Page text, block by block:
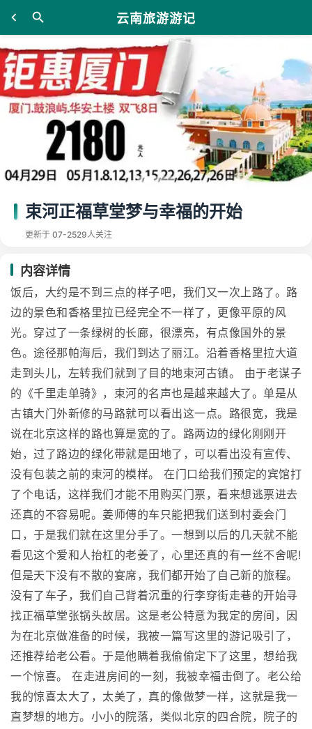
云南旅游游记
束河正福草堂梦与幸福的开始
更新于 07-2529人关注
内容详情
饭后，大约是不到三点的样子吧，我们又一次上路了。路
边的景色和香格里拉已经完全不一样了，更像平原的风
光。穿过了一条绿树的长廊，很漂亮，有点像国外的景
色。途径那帕海后，我们到达了丽江。沿着香格里拉大道
走到头儿，左转我们就到了目的地束河古镇。 由于老谋子
的《千里走单骑》，束河的名声也是越来越大了。单是从
古镇大门外新修的马路就可以看出这一点。路很宽，我是
说在北京这样的路也算是宽的了。路两边的绿化刚刚开
始，过了路边的绿化带就是田地了，可以看出没有宣传、
没有包装之前的束河的模样。 在门口给我们预定的宾馆打
了个电话，这样我们才能不用购买门票，看来想逃票进去
还真的不容易呢。姜师傅的车只能把我们送到村委会门
口，于是我们就在这里分手了。一想到以后的几天就不能
看见这个爱和人抬杠的老姜了，心里还真的有一丝不舍呢!
但是天下没有不散的宴席，我们都开始了自己新的旅程。
没有了车子，我们自己背着沉重的行李穿街走巷的开始寻
找正福草堂张锅头故居。这是老公特意为我定的房间，因
为在北京做准备的时候，我被一篇写这里的游记吸引了，
还推荐给老公看。于是他瞒着我偷偷定下了这里，想给我
一个惊喜。 在走进房间的一刻，我被幸福击倒了。老公给
我的惊喜太大了，太美了，真的像做梦一样，这就是我一
直梦想的地方。小小的院落，类似北京的四合院，院子的